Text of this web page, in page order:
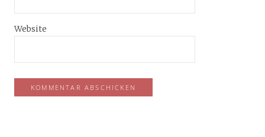
Website